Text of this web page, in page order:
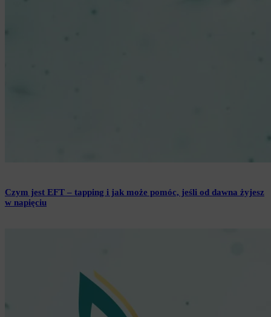
Czym jest EFT – tapping i jak może pomóc, jeśli od dawna żyjesz
w napięciu